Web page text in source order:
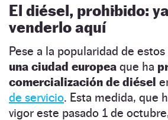
El diésel, prohibido:
venderlo aquí
Pese a la popularidad de
una ciudad europea que ha
comercialización de diésel
de servicio. Esta medida, que
vigor este pasado 1 de